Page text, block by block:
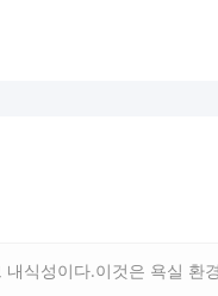
식성이다.이것은 욕실 환